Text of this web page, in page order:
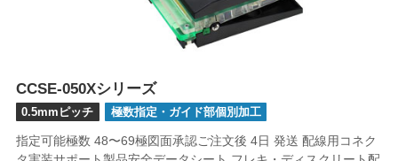
CCSE-050Xシリーズ
0.5mmピッチ 極数指定・ガイド部個別加工
指定可能極数 48〜69極図面承認ご注文後 4日 発送 配線用コネク